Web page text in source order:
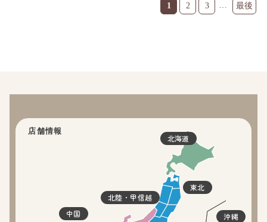
1 2 3 …
店舗情報
北海道
東北
北陸・甲信越
中国 沖縄